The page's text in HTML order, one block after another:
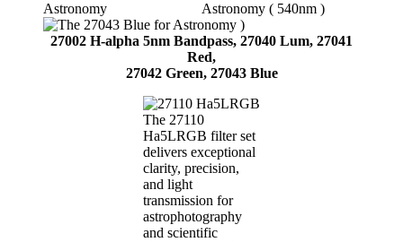
27002 H-alpha 5nm Bandpass, 27040 Lum, 27041
Red,
27042 Green, 27043 Blue
The 27110
Ha5LRGB filter set
delivers exceptional
clarity, precision,
and light
transmission for
astrophotography
and scientific